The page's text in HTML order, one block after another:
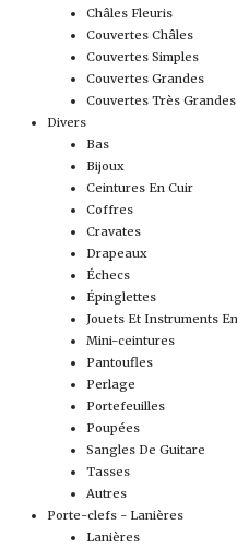
Châles Fleuris
Couvertes Châles
Couvertes Simples
Couvertes Grandes
Couvertes Très Grandes
Divers
Bas
Bijoux
Ceintures En Cuir
Coffres
Cravates
Drapeaux
Échecs
Épinglettes
Jouets Et Instruments
Mini-ceintures
Pantoufles
Perlage
Portefeuilles
Poupées
Sangles De Guitare
Tasses
Autres
Porte-clefs - Lanières
Lanières